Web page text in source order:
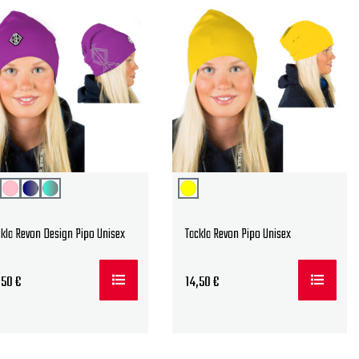
Revon Design Pipo Unisex
€
Tackla Revon Pipo Unisex
14,50€